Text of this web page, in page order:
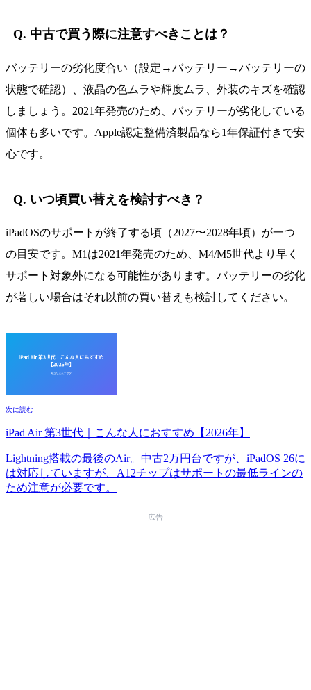
Q. 中古で買う際に注意すべきことは？
バッテリーの劣化度合い（設定→バッテリー→バッテリーの
状態で確認）、液晶の色ムラや輝度ムラ、外装のキズを確認
しましょう。2021年発売のため、バッテリーが劣化している
個体も多いです。Apple認定整備済製品なら1年保証付きで安
心です。
Q. いつ頃買い替えを検討すべき？
iPadOSのサポートが終了する頃（2027〜2028年頃）が一つ
の目安です。M1は2021年発売のため、M4/M5世代より早く
サポート対象外になる可能性があります。バッテリーの劣化
が著しい場合はそれ以前の買い替えも検討してください。
次に読む
iPad Air 第3世代｜こんな人におすすめ【2026年】
Lightning搭載の最後のAir。中古2万円台ですが、iPadOS 26に
は対応していますが、A12チップはサポートの最低ラインの
ため注意が必要です。
広告